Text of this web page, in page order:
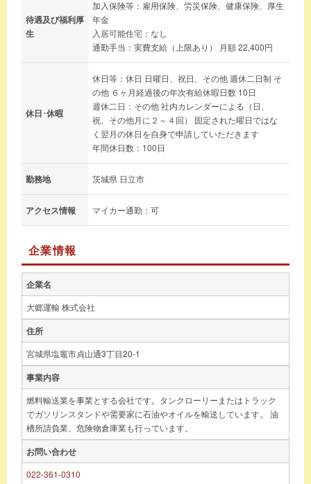
待遇及び福利厚
生
加入保険等：雇用保険、労災保険、健康保険、厚生
年金
入居可能住宅：なし
通勤手当：実費支給（上限あり） 月額 22,400円
休日･休暇
休日等：休日 日曜日、祝日、その他 週休二日制 そ
の他 ６ヶ月経過後の年次有給休暇日数 10日
週休二日：その他 社内カレンダーによる（日、
祝、その他月に２～４回） 固定された曜日ではな
く翌月の休日を自身で申請していただきます
年間休日数：100日
勤務地 茨城県 日立市
アクセス情報 マイカー通勤：可
企業情報
企業名
大郷運輸 株式会社
住所
宮城県塩竈市貞山通3丁目20-1
事業内容
燃料輸送業を事業とする会社です。タンクローリーまたはトラック
でガソリンスタンドや需要家に石油やオイルを輸送しています。 油
槽所請負業、危険物倉庫業も行っています。
お問い合わせ
022-361-0310